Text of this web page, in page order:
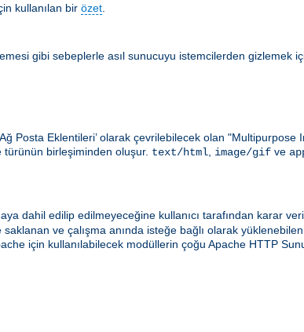
kullanılan bir özet
gibi sebeplerle asıl sunucuyu istemcilerden gizlemek
Posta Eklentileri’ olarak çevrilebilecek olan
türünün birleşiminden oluşur. text/html image/gif ve
dahil edilip edilmeyeceğine kullanıcı tarafından karar
saklanan ve çalışma anında isteğe bağlı olarak
için kullanılabilecek modüllerin çoğu Apache HTTP